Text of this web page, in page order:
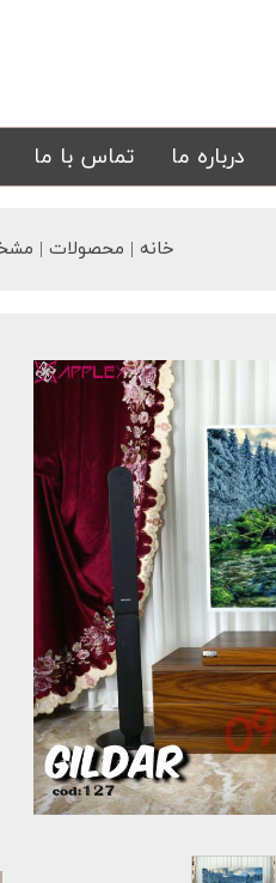
تشک تابلو
درباره ما تماس با ما
خانه | محصولات |